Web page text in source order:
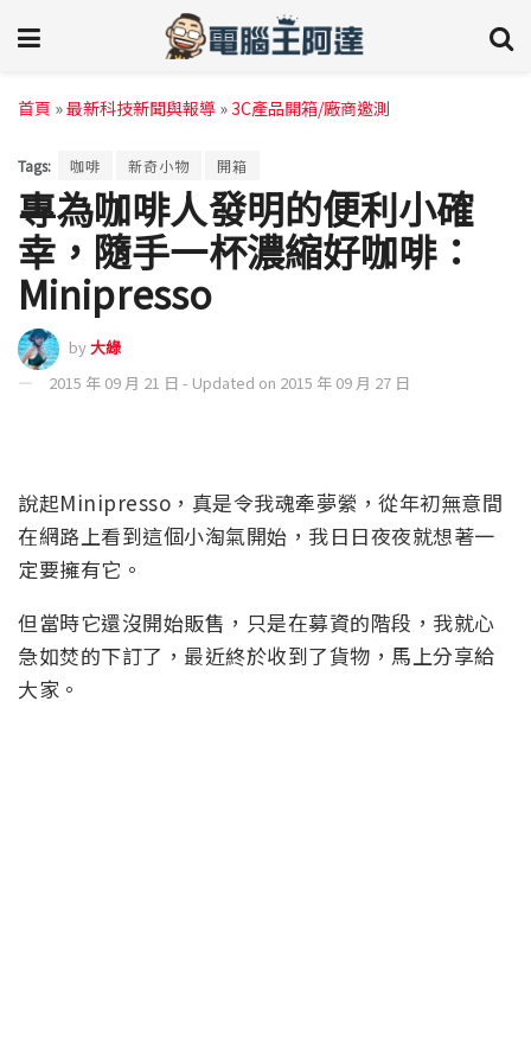
首頁 »最新科技新聞與報導 »3C產品開箱/廠商邀測
Tags: 咖啡 新奇小物 開箱
專為咖啡人發明的便利小確
幸，隨手一杯濃縮好咖啡：
Minipresso
by大綠
2015 年 09 月 21 日 - Updated on 2015 年 09 月 27 日
說起Minipresso，真是令我魂牽夢縈，從年初無意間
在網路上看到這個小淘氣開始，我日日夜夜就想著一
定要擁有它。
但當時它還沒開始販售，只是在募資的階段，我就心
急如焚的下訂了，最近終於收到了貨物，馬上分享給
大家。